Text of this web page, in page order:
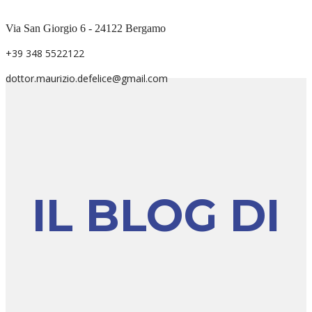
24 12
Via San Giorgio 6 - 24122 Bergamo
+39 348 5522122
dottor.maurizio.defelice@gmail.com
IL BLOG DI